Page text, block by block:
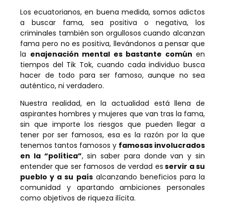
Los ecuatorianos, en buena medida, somos adictos
a buscar fama, sea positiva o negativa, los
criminales también son orgullosos cuando alcanzan
fama pero no es positiva, llevándonos a pensar que
la enajenación mental es bastante común en
tiempos del Tik Tok, cuando cada individuo busca
hacer de todo para ser famoso, aunque no sea
auténtico, ni verdadero.
Nuestra realidad, en la actualidad está llena de
aspirantes hombres y mujeres que van tras la fama,
sin que importe los riesgos que pueden llegar a
tener por ser famosos, esa es la razón por la que
tenemos tantos famosos y famosas involucrados
en la “política”, sin saber para donde van y sin
entender que ser famosos de verdad es servir a su
pueblo y a su paísalcanzando beneficios para la
comunidad y apartando ambiciones personales
como objetivos de riqueza ilícita.